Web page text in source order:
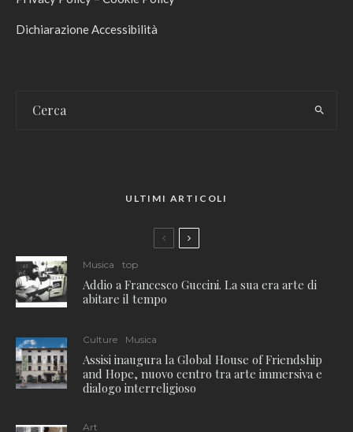
Dichiarazione Accessibilità
ULTIMI ARTICOLI
Musica top
Addio a Francesco Guccini. La sua era arte di
abitare il tempo
Culture Musica
Assisi inaugura la Global House of Friendship
and Hope, nuovo centro tra arte immersiva e
dialogo interreligioso
Art